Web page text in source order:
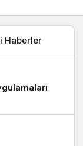
Haberler